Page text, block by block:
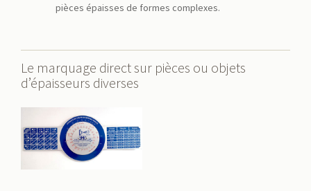
pièces épaisses de formes complexes.
Le marquage direct sur pièces ou objets
d’épaisseurs diverses